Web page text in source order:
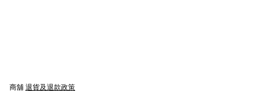
商舖 退貨及退款政策